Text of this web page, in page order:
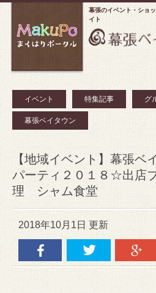
幕張のイベント・ショ
イト
イベント 特集記事 グ
幕張ベイタウン
【地域イベント】幕張ベ
パーティ２０１８☆出店
理 シャム食堂
2018年10月1日 更新